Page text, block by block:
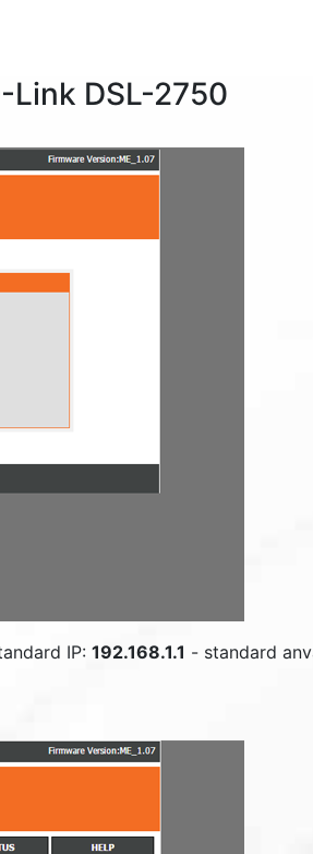
DSL-2750
IP: 192.168.1.1 - standard